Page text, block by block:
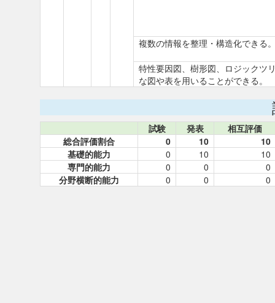
複数の情報を整理・構造化できる
特性要因図、樹形図、ロジックツ
な図や表を用いることができる。
試験 発表
相互評価
総合評価割合
0 10
10
基礎的能力
0 10
10
専門的能力
0 0
0
分野横断的能力
0 0 0